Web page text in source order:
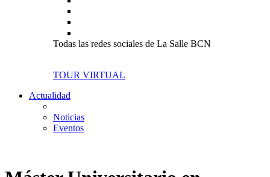
Todas las redes sociales de La Salle BCN
TOUR VIRTUAL
Actualidad
Noticias
Eventos